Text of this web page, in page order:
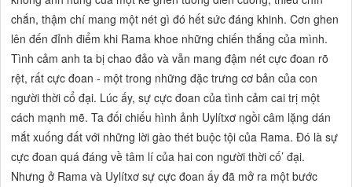
chắn, thậm chí mang một nét gì đó hết sức đáng khinh. Cơn ghen
lên đến đỉnh điểm khi Rama khoe những chiến thắng của mình.
Tình cảm anh ta bị chao đảo và vẫn mang đậm nét cực đoan rõ
rệt, rất cực đoan - một trong những đặc trưng cơ bản của con
người thời cổ đại. Lúc ấy, sự cực đoan của tình cảm cai trị một
cách mạnh mẽ. Ta đối chiếu hình ảnh Uylítxơ ngồi câm lặng dán
mắt xuống đất với những lời gào thét buộc tội của Rama. Đó là sự
cực đoan quá đáng về tâm lí của hai con người thời cố’ đại.
Nhưng ở Rama và Uylítxơ sự cực đoan ấy đã mở ra một bước